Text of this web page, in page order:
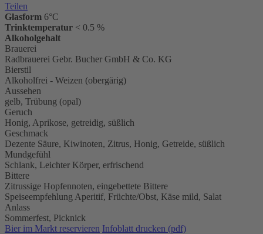
Teilen
Glasform 6°C
Trinktemperatur < 0.5 %
Alkoholgehalt
Brauerei
Radbrauerei Gebr. Bucher GmbH & Co. KG
Bierstil
Alkoholfrei - Weizen (obergärig)
Aussehen
gelb, Trübung (opal)
Geruch
Honig, Aprikose, getreidig, süßlich
Geschmack
Dezente Säure, Kiwinoten, Zitrus, Honig, Getreide, süßlich
Mundgefühl
Schlank, Leichter Körper, erfrischend
Bittere
Zitrussige Hopfennoten, eingebettete Bittere
Speiseempfehlung Aperitif, Früchte/Obst, Käse mild, Salat
Anlass
Sommerfest, Picknick
Bier im Markt reservieren Infoblatt drucken (pdf)